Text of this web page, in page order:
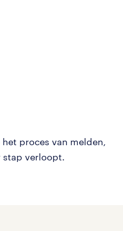
proces van melden,
stap verloopt.